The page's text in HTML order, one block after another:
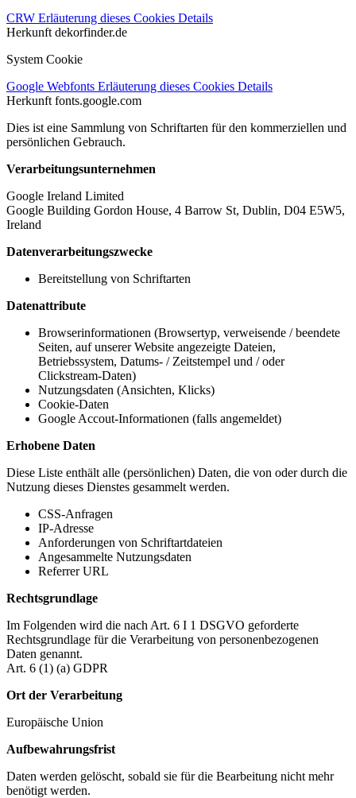
CRW Erläuterung dieses Cookies Details
Herkunft dekorfinder.de
System Cookie
Google Webfonts Erläuterung dieses Cookies Details
Herkunft fonts.google.com
Dies ist eine Sammlung von Schriftarten für den kommerziellen und
persönlichen Gebrauch.
Verarbeitungsunternehmen
Google Ireland Limited
Google Building Gordon House, 4 Barrow St, Dublin, D04 E5W5,
Ireland
Datenverarbeitungszwecke
Bereitstellung von Schriftarten
Datenattribute
Browserinformationen (Browsertyp, verweisende / beendete
Seiten, auf unserer Website angezeigte Dateien,
Betriebssystem, Datums- / Zeitstempel und / oder
Clickstream-Daten)
Nutzungsdaten (Ansichten, Klicks)
Cookie-Daten
Google Accout-Informationen (falls angemeldet)
Erhobene Daten
Diese Liste enthält alle (persönlichen) Daten, die von oder durch die
Nutzung dieses Dienstes gesammelt werden.
CSS-Anfragen
IP-Adresse
Anforderungen von Schriftartdateien
Angesammelte Nutzungsdaten
Referrer URL
Rechtsgrundlage
Im Folgenden wird die nach Art. 6 I 1 DSGVO geforderte
Rechtsgrundlage für die Verarbeitung von personenbezogenen
Daten genannt.
Art. 6 (1) (a) GDPR
Ort der Verarbeitung
Europäische Union
Aufbewahrungsfrist
Daten werden gelöscht, sobald sie für die Bearbeitung nicht mehr
benötigt werden.